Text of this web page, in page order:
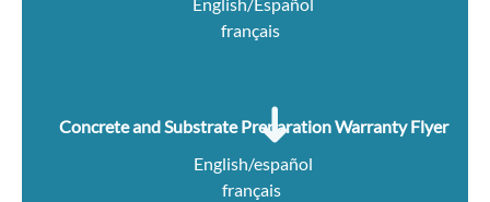
français
Concrete and Substrate Preparation Warranty Flyer
English/español
français